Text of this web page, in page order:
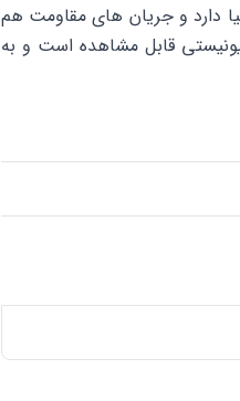
دارد و جریان های مقاومت هم
قابل مشاهده است و به